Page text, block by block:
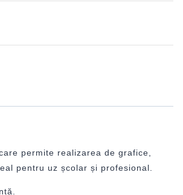
permite realizarea de grafice,
pentru uz școlar și profesional.